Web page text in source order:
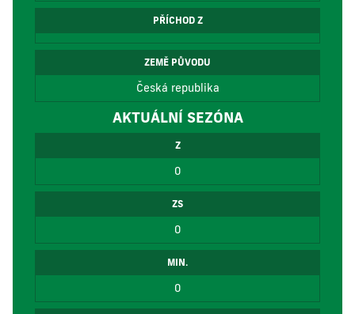
PŘÍCHOD Z
ZEMĚ PŮVODU
Česká republika
AKTUÁLNÍ SEZÓNA
Z
0
ZS
0
MIN.
0